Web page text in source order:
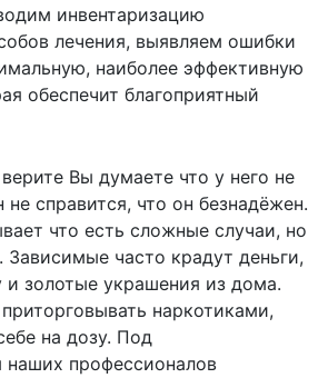
инвентаризацию
лечения, выявляем ошибки
наиболее эффективную
обеспечит благоприятный
Вы думаете что у него не
не справится, что он безнадёжен.
что есть сложные случаи, но
Зависимые часто крадут деньги,
золотые украшения из дома.
наркотиками,
на дозу. Под
наших профессионалов